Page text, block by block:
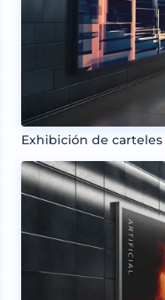
Exhibición de